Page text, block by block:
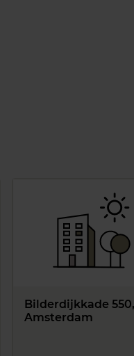
Bilderdijkkade 550,
Amsterdam